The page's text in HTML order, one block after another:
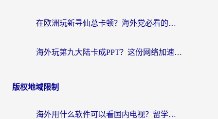
在欧洲玩新寻仙总卡顿？海外党必看的国服游戏加速全攻略
海外玩第九大陆卡成PPT？这份网络加速指南帮你丝滑上分
版权地域限制
海外用什么软件可以看国内电视？留学生亲测有效的追剧自由指南